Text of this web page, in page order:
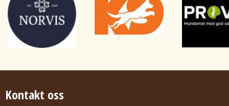
Kontakt oss